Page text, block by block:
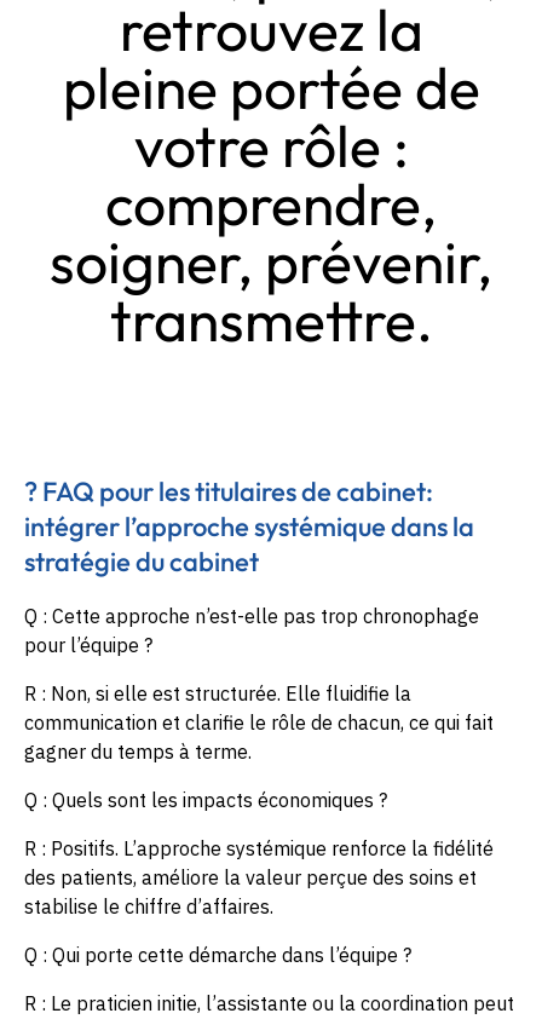
retrouvez la
pleine portée de
votre rôle :
comprendre,
soigner, prévenir,
transmettre.
? FAQ pour les titulaires de cabinet:
intégrer l’approche systémique dans la
stratégie du cabinet
Q : Cette approche n’est-elle pas trop chronophage
pour l’équipe ?
R : Non, si elle est structurée. Elle fluidifie la
communication et clarifie le rôle de chacun, ce qui fait
gagner du temps à terme.
Q : Quels sont les impacts économiques ?
R : Positifs. L’approche systémique renforce la fidélité
des patients, améliore la valeur perçue des soins et
stabilise le chiffre d’affaires.
Q : Qui porte cette démarche dans l’équipe ?
R : Le praticien initie, l’assistante ou la coordination peut